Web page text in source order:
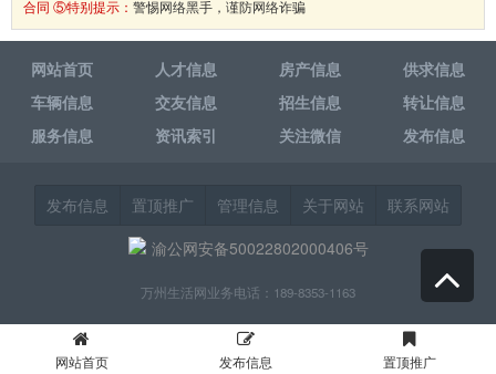
合同 ⑤特别提示： 警惕网络黑手，谨防网络诈骗
网站首页 人才信息 房产信息
供求信息
车辆信息
交友信息 招生信息
转让信息
服务信息
资讯索引 关注微信 发布信息
发布信息 置顶推广 管理信息 关于网站
联系网站
渝公网安备50022802000406号
万州生活网业务电话：189-8353-1163
网站首页 发布信息 置顶推广